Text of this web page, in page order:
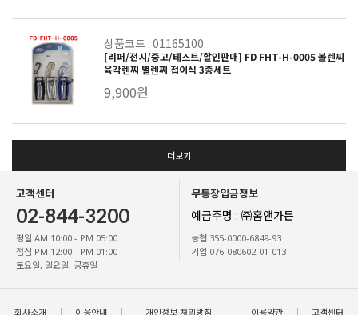
상품코드 : 01165100
[리퍼/전시/중고/테스트/할인판매] FD FHT-H-0005 볼렌찌
육각렌찌 별렌찌 접이식 3종세트
9,900원
더보기
고객센터
02-844-3200
평일 AM 10:00 - PM 05:00
점심 PM 12:00 - PM 01:00
토요일, 일요일, 공휴일
무통장입금정보
예금주명 : ㈜홈앤가든
농협 355-0000-6849-93
기업 076-080602-01-013
회사소개 이용안내 개인정보 처리방침 이용약관 고객센터